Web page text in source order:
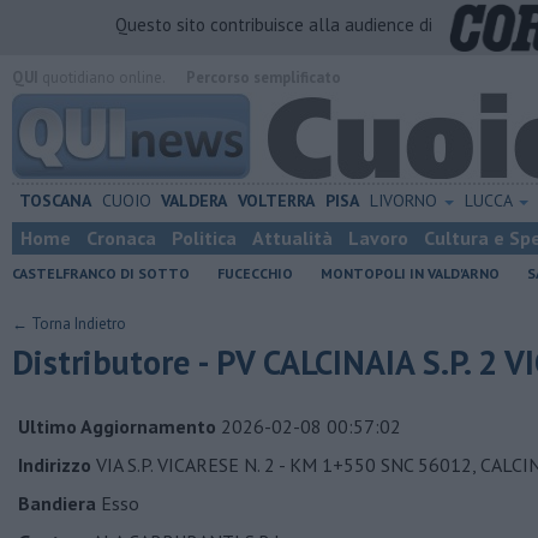
Questo sito contribuisce alla audience di
TOSCANA CUOIO VALDERA VOLTERRA PISA LIVORNO LUCCA
Home Cronaca Politica Attualità Lavoro Cultura e
CASTELFRANCO DI SOTTO FUCECCHIO MONTOPOLI IN VALD'ARNO
← Torna Indietro
Distributore - PV CALCINAIA S.P. 2
Ultimo Aggiornamento 2026-02-08 00:57:02
Indirizzo VIA S.P. VICARESE N. 2 - KM 1+550 SNC 56012,
Bandiera Esso